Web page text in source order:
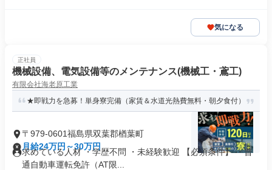
気になる
正社員
機械設備、電気設備等のメンテナンス(機械工・鳶工)
有限会社海老原工業
★即戦力を急募！単身寮完備（家賃＆水道光熱費無料・朝夕食付）
〒979-0601福島県双葉郡楢葉町
月給24万円～30万円
求めている人材 ・学歴不問 ・未経験歓迎 【必須条件】 ・普
通自動車運転免許（AT限...